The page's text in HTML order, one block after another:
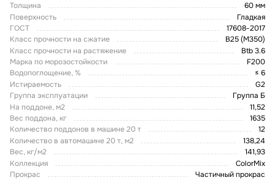
Толщина
60 мм
Поверхность
Гладкая
ГОСТ
17608-2017
Класс прочности на сжатие
В25 (М350)
Класс прочности на растяжение
Btb 3.6
Марка по морозостойкости
F200
Водопоглощение, %
≤ 6
Истираемость
G2
Группа эксплуатации
Группа Б
На поддоне, м2
11,52
Вес поддона, кг
1635
Количество поддонов в машине 20 т
12
Количество в автомашине 20 т, м2
138,24
Вес, кг/м2
141,93
Коллекция
ColorMix
Прокрас
Частичный прокрас